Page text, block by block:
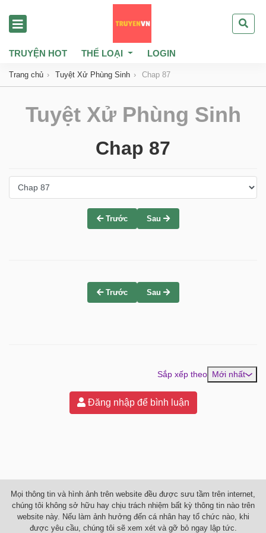
TRUYỆN HOT THỂ LOẠI LOGIN
Trang chủ Tuyệt Xử Phùng Sinh Chap 87
Tuyệt Xử Phùng Sinh
Chap 87
Trước Sau
Trước Sau
Sắp xếp theo Mới nhất
Đăng nhập để bình luận
Mọi thông tin và hình ảnh trên website đều được sưu tầm trên internet,
chúng tôi không sở hữu hay chịu trách nhiệm bất kỳ thông tin nào trên
website này. Nếu làm ảnh hưởng đến cá nhân hay tổ chức nào, khi
được yêu cầu, chúng tôi sẽ xem xét và gỡ bỏ ngay lập tức.